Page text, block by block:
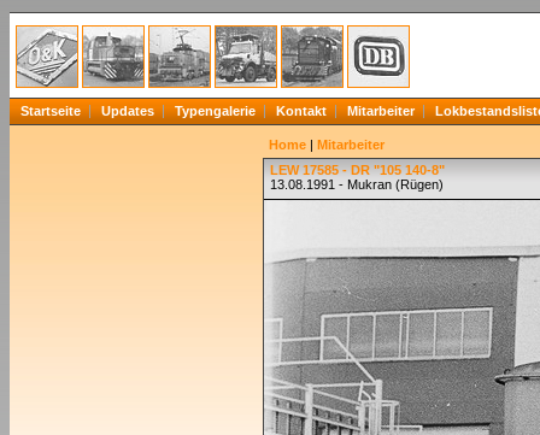
Startseite Updates Typengalerie Kontakt Mitarbeiter
Home | Mitarbeiter
LEW 17585 - DR "105 140-8"
13.08.1991 - Mukran (Rügen)